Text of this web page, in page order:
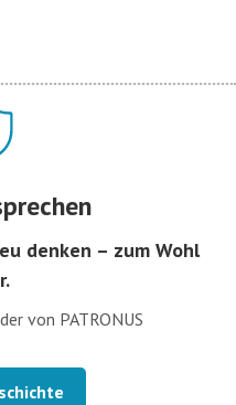
denken – zum Wohl
von PATRONUS